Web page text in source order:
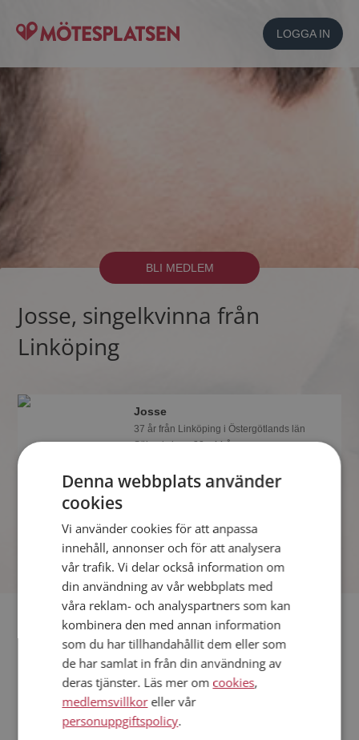
LOGGA IN
BLI MEDLEM
Josse, singelkvinna från
Linköping
Josse
37 år från Linköping i Östergötlands län
Söker kvinna 33 - 44 år
på Mötesplatsen får du reda på alla
Fler singlar
Fler singelkvinnor från Linköping: Nathalie,Anneli,
Män från Linköping
Dejta kvinnor i Sverige
Dejta män i Sverige
Denna webbplats använder
cookies
Vi använder cookies för att anpassa
innehåll, annonser och för att analysera
vår trafik. Vi delar också information om
din användning av vår webbplats med
våra reklam- och analyspartners som kan
kombinera den med annan information
som du har tillhandahållit dem eller som
de har samlat in från din användning av
deras tjänster. Läs mer om cookies,
medlemsvillkoreller vår
personuppgiftspolicy.